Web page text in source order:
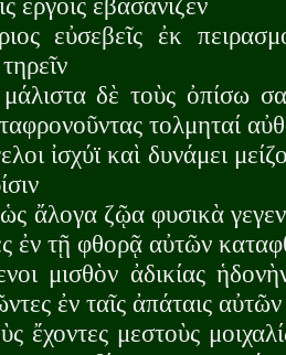
ἔργοις ἐβασάνιζεν
εὐσεβεῖς ἐκ
μάλιστα δὲ τοὺς ὀπίσω
τολμηταί
ἰσχύϊ καὶ δυνάμει
ἄλογα ζῷα φυσικὰ
ἐν τῇ φθορᾷ αὐτῶν
μισθὸν ἀδικίας
ἐν ταῖς ἀπάταις
ἔχοντες μεστοὺς